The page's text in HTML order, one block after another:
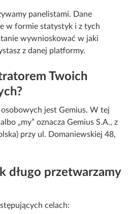
panelistami. Dane
w formie statystyk i z tych
wywnioskować w jaki
z danej platformy.
Twoich
jest Gemius. W tej
„my” oznacza Gemius S.A., z
przy ul. Domaniewskiej 48,
długo przetwarzamy
celach: